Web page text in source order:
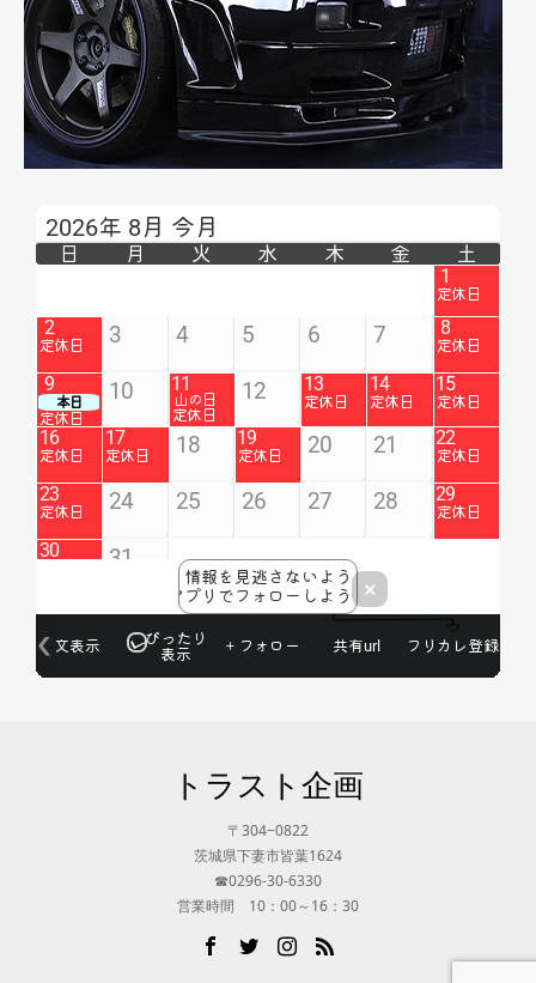
トラスト企画
〒304−0822
茨城県下妻市皆葉1624
☎0296-30-6330
営業時間 10：00～16：30